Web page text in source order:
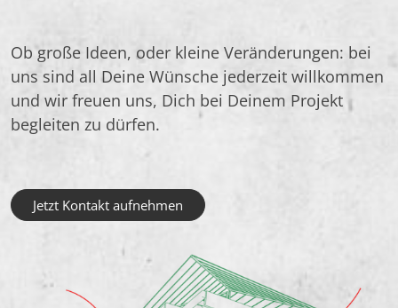
Ob große Ideen, oder kleine Veränderungen: bei
uns sind all Deine Wünsche jederzeit willkommen
und wir freuen uns, Dich bei Deinem Projekt
begleiten zu dürfen.
Jetzt Kontakt aufnehmen